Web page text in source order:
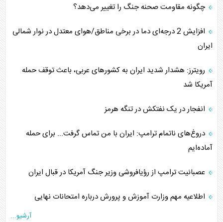
چگونه مقاومت صحنه جنگ را تغییر می‌دهد؟
افزایش 2 درجه‌ای دما در برخی مناطق/هوای معتدل در نوار شمالی
ایران
رویترز: هشدار شدید ایران به کشورهای عربی، باعث توقف حمله
آمریکا شد
انفجار در یک نفتکش در تنگه هرمز
دروغ‌های ناتمام ترامپ: ایران با من تماس گرفت... برای حمله
آماده‌ایم
عصبانیت ترامپ از رؤیافروشی وزیر جنگ آمریکا در قبال ایران
اطلاعیه مهم وزارت آموزش و پرورش درباره امتحانات نهایی
آرشیو...